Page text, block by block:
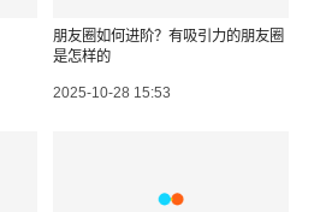
朋友圈如何进阶？有吸引力的朋友圈
是怎样的
2025-10-28 15:53